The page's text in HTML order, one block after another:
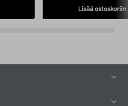
Lisää ostoskoriin